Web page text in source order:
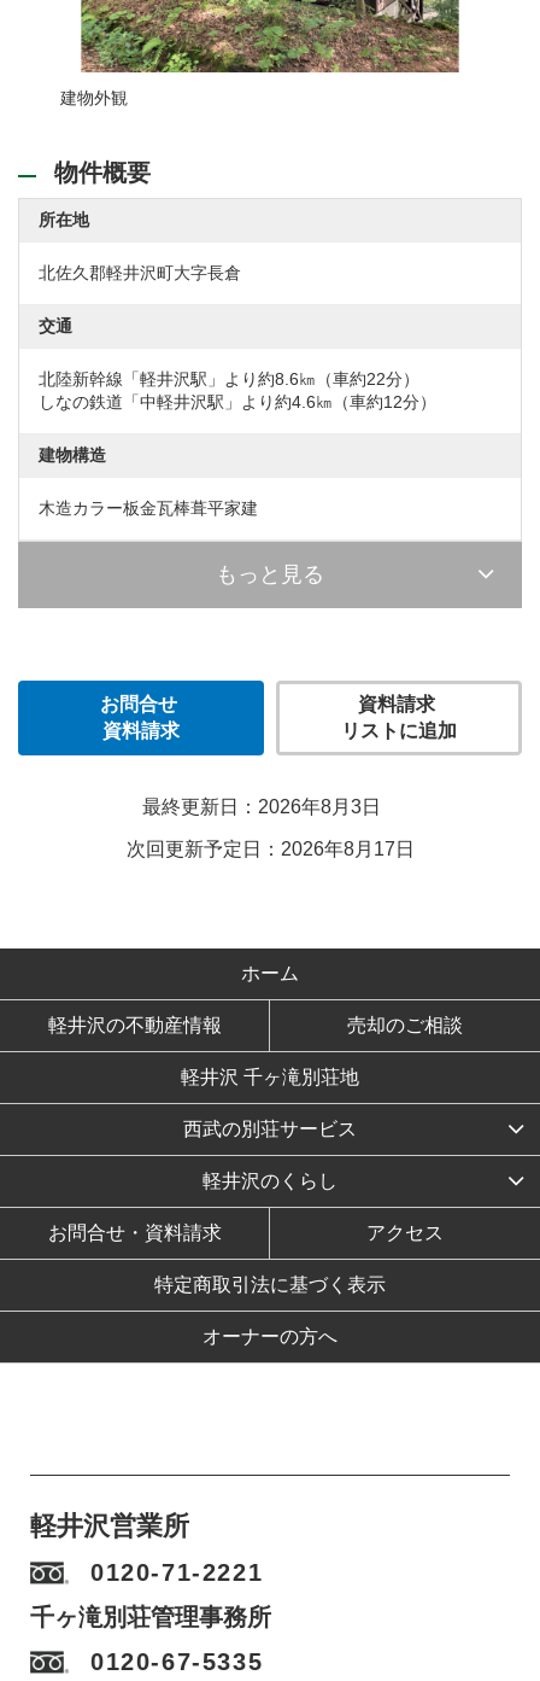
建物外観
物件概要
所在地
北佐久郡軽井沢町大字長倉
交通
北陸新幹線「軽井沢駅」より約8.6㎞（車約22分）
しなの鉄道「中軽井沢駅」より約4.6㎞（車約12分）
建物構造
木造カラー板金瓦棒葺平家建
もっと見る
お問合せ
資料請求
資料請求
リストに追加
最終更新日：2026年8月3日
次回更新予定日：2026年8月17日
ホーム
軽井沢の不動産情報 売却のご相談
軽井沢 千ヶ滝別荘地
西武の別荘サービス
軽井沢のくらし
お問合せ・資料請求 アクセス
特定商取引法に基づく表示
オーナーの方へ
軽井沢営業所
0120-71-2221
千ヶ滝別荘管理事務所
0120-67-5335